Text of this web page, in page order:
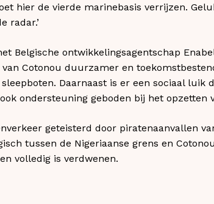
hier de vierde marinebasis verrijzen.
radar.’
Belgische ontwikkelingsagentschap
Cotonou duurzamer en
Daarnaast is er een sociaal
ondersteuning geboden bij het opzetten
geteisterd door piratenaanvallen
tussen de Nigeriaanse grens en
volledig is verdwenen.